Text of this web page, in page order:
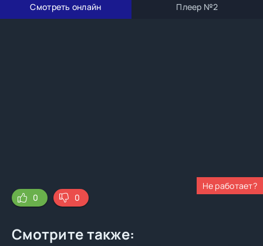
Смотреть онлайн Плеер №2
Не работает?
0
0
Смотрите также: